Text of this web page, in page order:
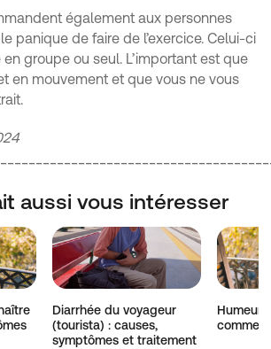
également aux personnes
panique de faire de l’exercice. Celui-ci
groupe ou seul. L’important est que
en mouvement et que vous ne vous
aussi vous intéresser
Diarrhée du voyageur
(tourista) : causes,
symptômes et traitement
Humeur